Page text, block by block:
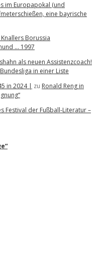
im Europapokal (und
eine bayrische
Borussia
… 1997
als neuen Assistenzcoach!
in einer Liste
in 2024 | zu Ronald Reng in
Festival der Fußball-Literatur –